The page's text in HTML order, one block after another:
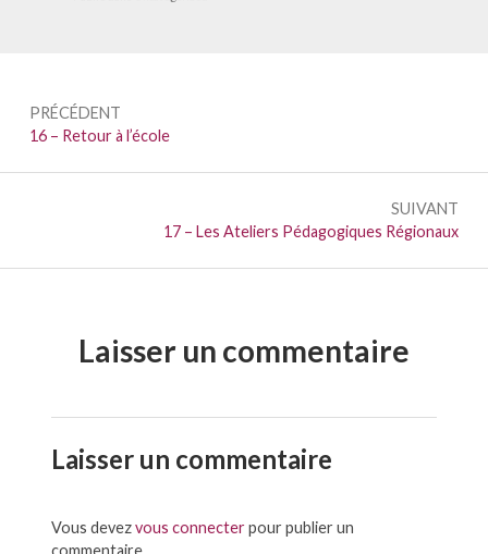
Navigation
de
l’article
PRÉCÉDENT
Précédent :
16 – Retour à l’école
SUIVANT
Suivant :
17 – Les Ateliers Pédagogiques Régionaux
Laisser un commentaire
Laisser un commentaire
Vous devezvous connecterpour publier un
commentaire.